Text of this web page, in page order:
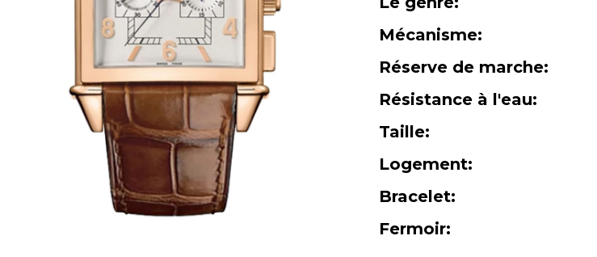
Mécanisme:
Réserve de marche:
Résistance à l'eau:
Taille:
Logement:
Bracelet:
Fermoir: